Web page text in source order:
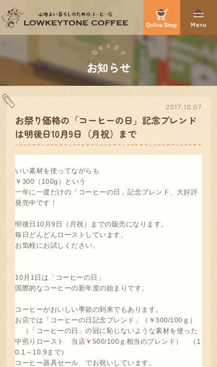
お知らせ
2017.10.07
お祭り価格の「コーヒーの日」記念ブレンド
は明後日10月9日（月祝）まで
いい素材を使ってながらも
￥300（100g）という
一年に一度だけの「コーヒーの日」記念ブレンド、大好評
発売中です！
明後日10月9日（月祝）までの販売になります。
毎日どんどんローストしています。
お気軽にお試しください。
10月1日は「コーヒーの日」
国際的なコーヒーの新年度の始まりです。
コーヒーがおいしい季節の到来でもあります。
お店では「コーヒーの日記念ブレンド」（￥300/100ｇ）
（「コーヒーの日」の冠に恥じないような素材を使った
中煎りロースト 当店￥500/100ｇ相当のブレンド） （1
0.1～10.9まで）
コーヒー器具セール でお祝いしています。